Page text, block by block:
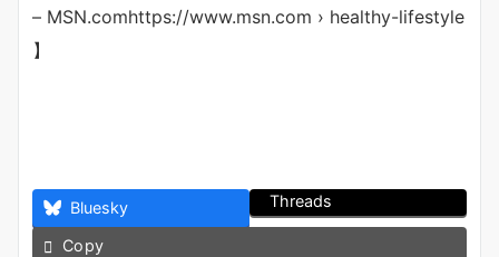
– MSN.comhttps://www.msn.com › healthy-lifestyle
】
Bluesky Threads
Copy